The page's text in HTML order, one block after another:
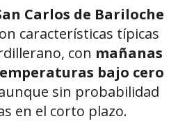
Carlos de Bariloche
características típicas
con mañanas
bajo cero
sin probabilidad
en el corto plazo.